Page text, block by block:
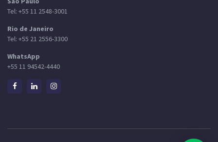
Tel: +55 11 2548-3001
Rio de Janeiro
Tel: +55 21 2556-3300
WhatsApp
+55 11 94542-4440